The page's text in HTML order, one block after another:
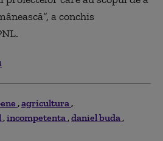
a conchis
agricultura
incompetenta daniel buda